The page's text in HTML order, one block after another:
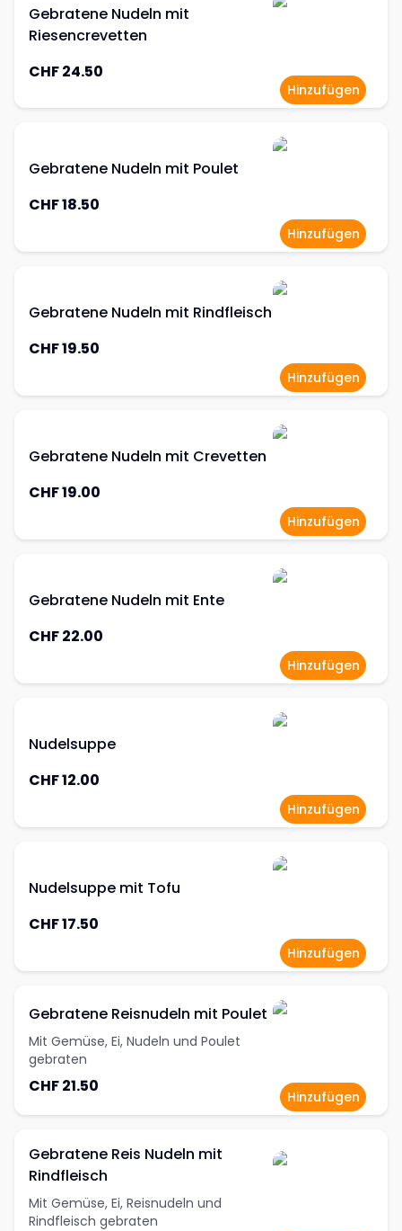
Gebratene Nudeln mit
Riesencrevetten
CHF 24.50
Hinzufügen
Gebratene Nudeln mit Poulet
CHF 18.50
Hinzufügen
Gebratene Nudeln mit Rindfleisch
CHF 19.50
Hinzufügen
Gebratene Nudeln mit Crevetten
CHF 19.00
Hinzufügen
Gebratene Nudeln mit Ente
CHF 22.00
Hinzufügen
Nudelsuppe
CHF 12.00
Hinzufügen
Nudelsuppe mit Tofu
CHF 17.50
Hinzufügen
Gebratene Reisnudeln mit Poulet
Mit Gemüse, Ei, Nudeln und Poulet
gebraten
CHF 21.50
Hinzufügen
Gebratene Reis Nudeln mit
Rindfleisch
Mit Gemüse, Ei, Reisnudeln und
Rindfleisch gebraten